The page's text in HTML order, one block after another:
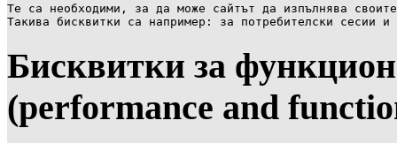
Те са необходими, за да може сайтът да изпълнява
Такива бисквитки са например: за потребителски сесии
Бисквитки за
(performance and